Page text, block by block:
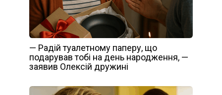
— Радій туалетному паперу, що
подарував тобі на день народження, —
заявив Олексій дружині